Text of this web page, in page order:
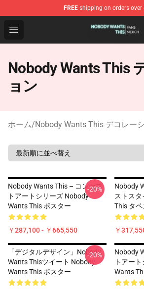
FREE shipping on orders over
Open menu
Nobody Wants This Shop -
Nobody Wants This
ョン
ホーム/Nobody Wants This デコレー
Nobody Wants This – コンセプ
トアートシリーズ Nobody
Wants This ポスター
￥287,100 - ￥665,550
-20%
Nobody
ストスタ
This タ
￥
「デジタルデザイン」Nobody
Wants Thisツイート Nobody
Wants This ポスター
-20%
Nobody
トアー
Wants